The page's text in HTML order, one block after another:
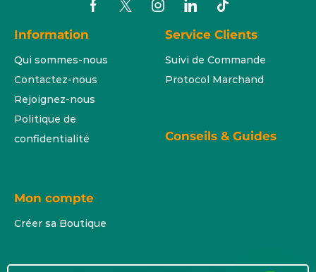
Information
Qui sommes-nous
Contactez-nous
Rejoignez-nous
Politique de
confidentialité
Service Clients
Suivi de Commande
Protocol Marchand
Conseils & Guides
Mon compte
Créer sa Boutique